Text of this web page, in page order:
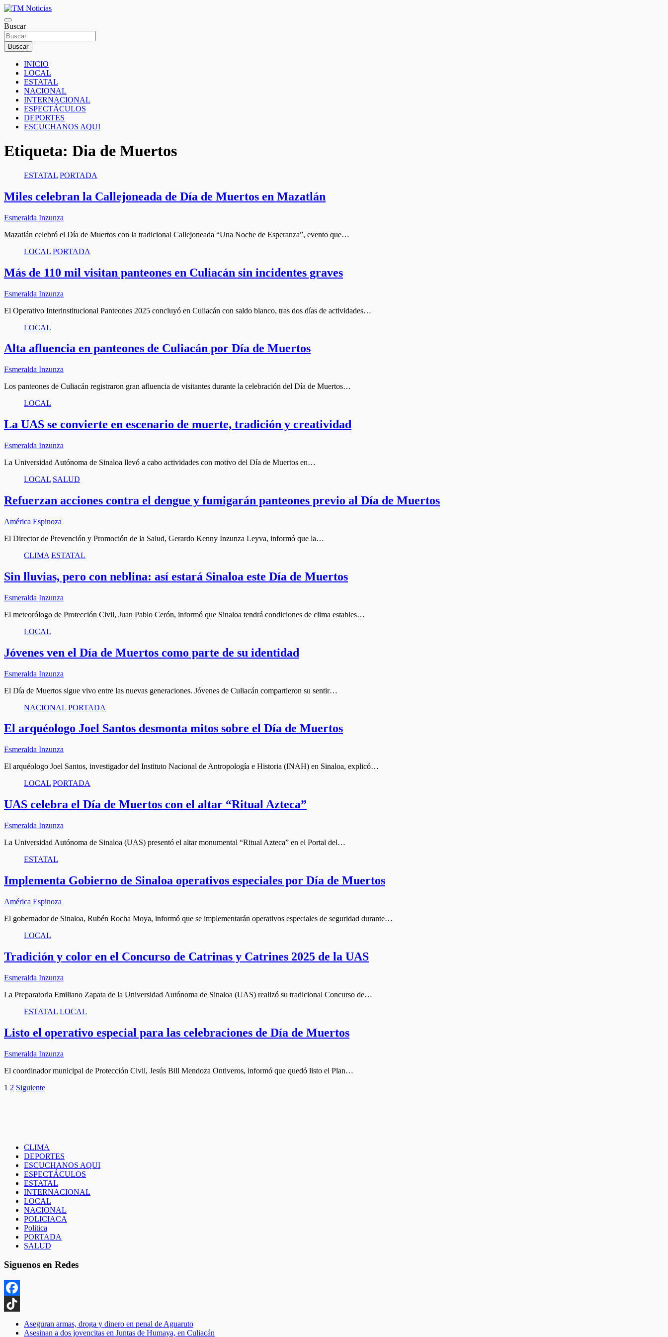
Saltar
al
contenido
TM Noticias
TM Noticias
Buscar
Buscar
INICIO
LOCAL
ESTATAL
NACIONAL
INTERNACIONAL
ESPECTÁCULOS
DEPORTES
ESCUCHANOS AQUI
Etiqueta: Dia de Muertos
ESTATAL PORTADA
Miles celebran la Callejoneada de Día de Muertos en Mazatlán
Esmeralda Inzunza
Mazatlán celebró el Día de Muertos con la tradicional Callejoneada “Una Noche de Esperanza”, evento que…
LOCAL PORTADA
Más de 110 mil visitan panteones en Culiacán sin incidentes graves
Esmeralda Inzunza
El Operativo Interinstitucional Panteones 2025 concluyó en Culiacán con saldo blanco, tras dos días de actividades…
LOCAL
Alta afluencia en panteones de Culiacán por Día de Muertos
Esmeralda Inzunza
Los panteones de Culiacán registraron gran afluencia de visitantes durante la celebración del Día de Muertos…
LOCAL
La UAS se convierte en escenario de muerte, tradición y creatividad
Esmeralda Inzunza
La Universidad Autónoma de Sinaloa llevó a cabo actividades con motivo del Día de Muertos en…
LOCAL SALUD
Refuerzan acciones contra el dengue y fumigarán panteones previo al Día de Muertos
América Espinoza
El Director de Prevención y Promoción de la Salud, Gerardo Kenny Inzunza Leyva, informó que la…
CLIMA ESTATAL
Sin lluvias, pero con neblina: así estará Sinaloa este Día de Muertos
Esmeralda Inzunza
El meteorólogo de Protección Civil, Juan Pablo Cerón, informó que Sinaloa tendrá condiciones de clima estables…
LOCAL
Jóvenes ven el Día de Muertos como parte de su identidad
Esmeralda Inzunza
El Día de Muertos sigue vivo entre las nuevas generaciones. Jóvenes de Culiacán compartieron su sentir…
NACIONAL PORTADA
El arquéologo Joel Santos desmonta mitos sobre el Día de Muertos
Esmeralda Inzunza
El arquéologo Joel Santos, investigador del Instituto Nacional de Antropología e Historia (INAH) en Sinaloa, explicó…
LOCAL PORTADA
UAS celebra el Día de Muertos con el altar “Ritual Azteca”
Esmeralda Inzunza
La Universidad Autónoma de Sinaloa (UAS) presentó el altar monumental “Ritual Azteca” en el Portal del…
ESTATAL
Implementa Gobierno de Sinaloa operativos especiales por Día de Muertos
América Espinoza
El gobernador de Sinaloa, Rubén Rocha Moya, informó que se implementarán operativos especiales de seguridad durante…
LOCAL
Tradición y color en el Concurso de Catrinas y Catrines 2025 de la UAS
Esmeralda Inzunza
La Preparatoria Emiliano Zapata de la Universidad Autónoma de Sinaloa (UAS) realizó su tradicional Concurso de…
ESTATAL LOCAL
Listo el operativo especial para las celebraciones de Día de Muertos
Esmeralda Inzunza
El coordinador municipal de Protección Civil, Jesús Bill Mendoza Ontiveros, informó que quedó listo el Plan…
Paginación
1 2 Siguiente
CLIMA
DEPORTES
ESCUCHANOS AQUI
ESPECTÁCULOS
ESTATAL
INTERNACIONAL
LOCAL
NACIONAL
POLICIACA
Politica
PORTADA
SALUD
Siguenos en Redes
Facebook
TikTok
Aseguran armas, droga y dinero en penal de Aguaruto
Asesinan a dos jovencitas en Juntas de Humaya, en Culiacán